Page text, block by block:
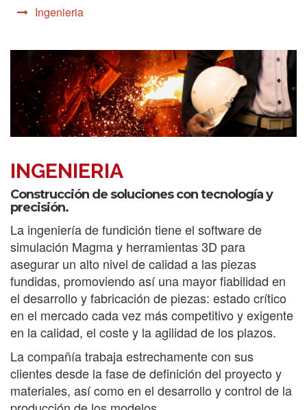
Ingenieria
INGENIERIA
Construcción de soluciones con tecnología y
precisión.
La ingeniería de fundición tiene el software de
simulación Magma y herramientas 3D para
asegurar un alto nivel de calidad a las piezas
fundidas, promoviendo así una mayor fiabilidad en
el desarrollo y fabricación de piezas: estado crítico
en el mercado cada vez más competitivo y exigente
en la calidad, el coste y la agilidad de los plazos.
La compañía trabaja estrechamente con sus
clientes desde la fase de definición del proyecto y
materiales, así como en el desarrollo y control de la